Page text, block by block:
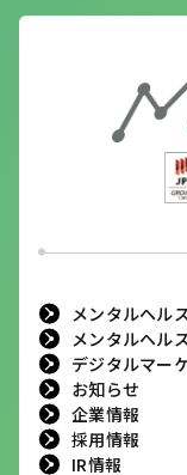
メンタルヘル
メンタルヘル
デジタルマー
お知らせ
企業情報
採用情報
IR情報